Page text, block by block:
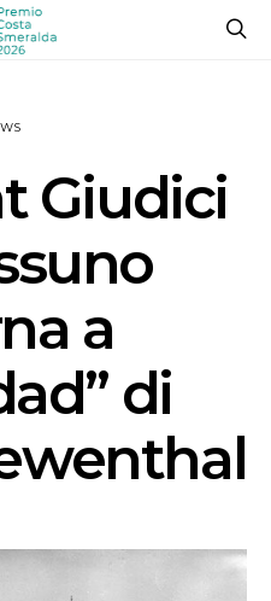
Giudici
a
di